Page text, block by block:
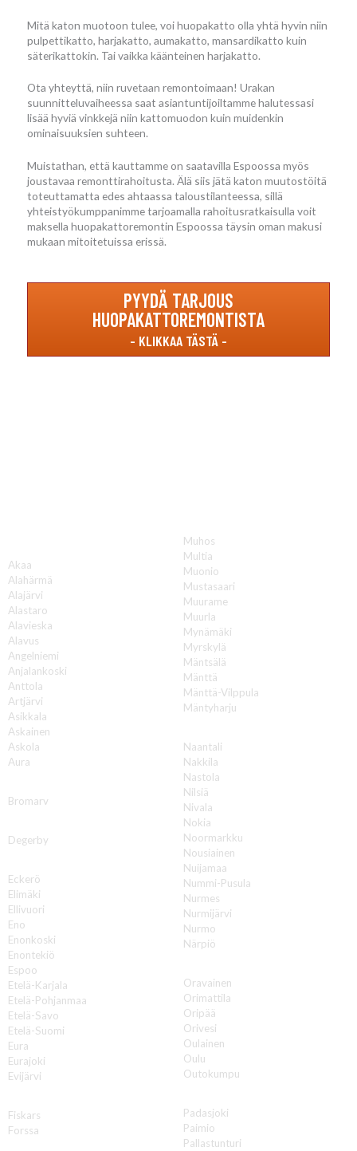
Mitä katon muotoon tulee, voi huopakatto olla yhtä hyvin niin
pulpettikatto, harjakatto, aumakatto, mansardikatto kuin
säterikattokin. Tai vaikka käänteinen harjakatto.
Ota yhteyttä, niin ruvetaan remontoimaan! Urakan
suunnitteluvaiheessa saat asiantuntijoiltamme halutessasi
lisää hyviä vinkkejä niin kattomuodon kuin muidenkin
ominaisuuksien suhteen.
Muistathan, että kauttamme on saatavilla Espoossa myös
joustavaa remonttirahoitusta. Älä siis jätä katon muutostöitä
toteuttamatta edes ahtaassa taloustilanteessa, sillä
yhteistyökumppanimme tarjoamalla rahoitusratkaisulla voit
maksella huopakattoremontin Espoossa täysin oman makusi
mukaan mitoitetuissa erissä.
PYYDÄ TARJOUS
HUOPAKATTOREMONTISTA
Akaa
Alahärmä
Alajärvi
Alastaro
Alavieska
Alavus
Angelniemi
Anjalankoski
Anttola
Artjärvi
Asikkala
Askainen
Askola
Aura
Bromarv
Degerby
Eckerö
Elimäki
Ellivuori
Eno
Enonkoski
Enontekiö
Espoo
Etelä-Karjala
Etelä-Pohjanmaa
Etelä-Savo
Etelä-Suomi
Eura
Eurajoki
Evijärvi
Fiskars
Forssa
Muhos
Multia
Muonio
Mustasaari
Muurame
Muurla
Mynämäki
Myrskylä
Mäntsälä
Mänttä
Mänttä-Vilppula
Mäntyharju
Naantali
Nakkila
Nastola
Nilsiä
Nivala
Nokia
Noormarkku
Nousiainen
Nuijamaa
Nummi-Pusula
Nurmes
Nurmijärvi
Nurmo
Närpiö
Oravainen
Orimattila
Oripää
Orivesi
Oulainen
Oulu
Outokumpu
Padasjoki
Paimio
Pallastunturi